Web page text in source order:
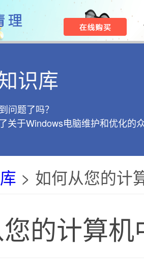
识库
问题了吗？
关于Windows电脑维护和优化的
> 如何从您的计
的计算